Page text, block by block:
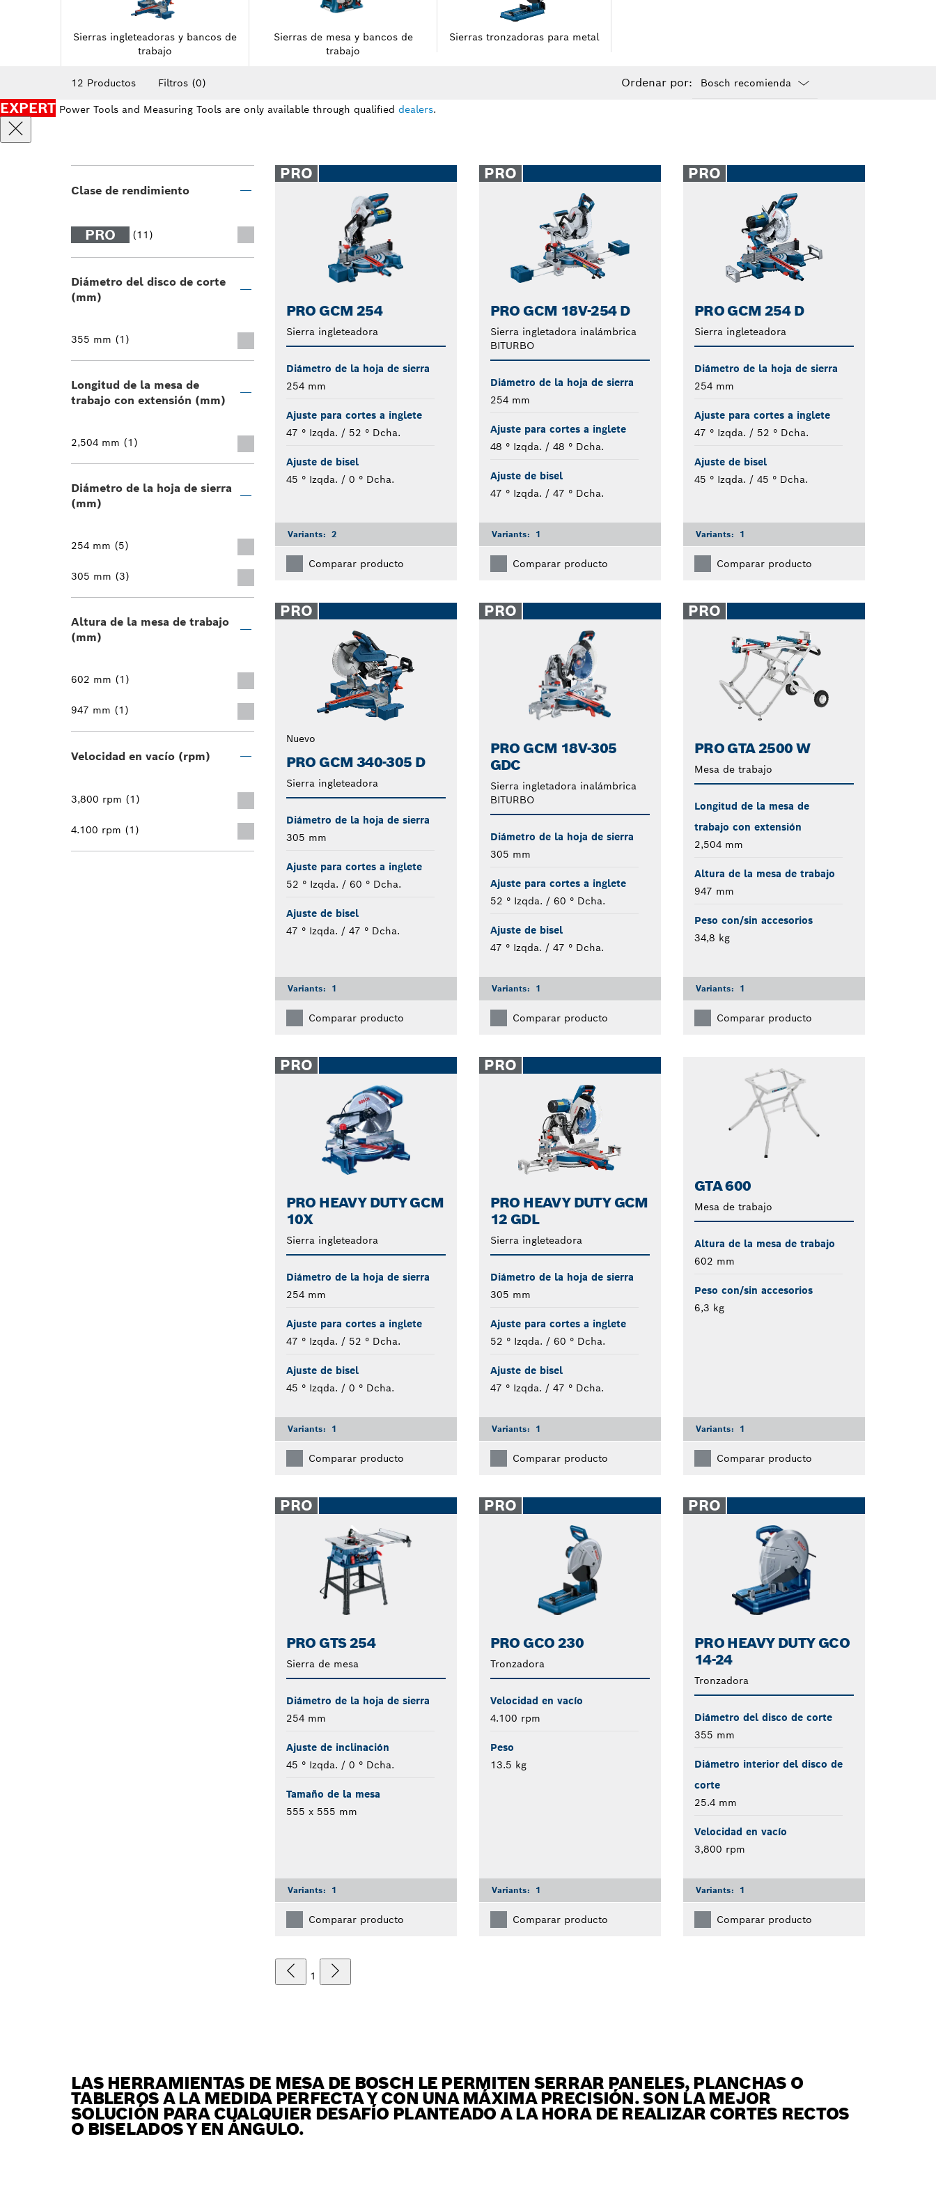
Sierras ingleteadoras y bancos de
trabajo
Sierras de mesa y bancos de
trabajo
Sierras tronzadoras para metal
12 Productos Filtros (0) Ordenar por:
EXPERT Power Tools and Measuring Tools are only available through qualified dealers.
Clase de rendimiento
PRO (11)
Diámetro del disco de corte
(mm)
355 mm (1)
Longitud de la mesa de
trabajo con extensión (mm)
2,504 mm (1)
Diámetro de la hoja de sierra
(mm)
254 mm (5)
305 mm (3)
Altura de la mesa de trabajo
(mm)
602 mm (1)
947 mm (1)
Velocidad en vacío (rpm)
3,800 rpm (1)
4.100 rpm (1)
PRO
PRO GCM 254
Sierra ingleteadora
Diámetro de la hoja de sierra
254 mm
Ajuste para cortes a inglete
47 ° Izqda. / 52 ° Dcha.
Ajuste de bisel
45 ° Izqda. / 0 ° Dcha.
Variants: 2
Comparar producto
PRO
PRO GCM 18V-254 D
Sierra ingletadora inalámbrica
BITURBO
Diámetro de la hoja de sierra
254 mm
Ajuste para cortes a inglete
48 ° Izqda. / 48 ° Dcha.
Ajuste de bisel
47 ° Izqda. / 47 ° Dcha.
Variants: 1
Comparar producto
PRO
PRO GCM 254 D
Sierra ingleteadora
Diámetro de la hoja de sierra
254 mm
Ajuste para cortes a inglete
47 ° Izqda. / 52 ° Dcha.
Ajuste de bisel
45 ° Izqda. / 45 ° Dcha.
Variants: 1
Comparar producto
PRO
Nuevo
PRO GCM 340-305 D
Sierra ingleteadora
Diámetro de la hoja de sierra
305 mm
Ajuste para cortes a inglete
52 ° Izqda. / 60 ° Dcha.
Ajuste de bisel
47 ° Izqda. / 47 ° Dcha.
Variants: 1
Comparar producto
PRO
PRO GCM 18V-305
GDC
Sierra ingletadora inalámbrica
BITURBO
Diámetro de la hoja de sierra
305 mm
Ajuste para cortes a inglete
52 ° Izqda. / 60 ° Dcha.
Ajuste de bisel
47 ° Izqda. / 47 ° Dcha.
Variants: 1
Comparar producto
PRO
PRO GTA 2500 W
Mesa de trabajo
Longitud de la mesa de
trabajo con extensión
2,504 mm
Altura de la mesa de trabajo
947 mm
Peso con/sin accesorios
34,8 kg
Variants: 1
Comparar producto
PRO
PRO HEAVY DUTY GCM
10X
Sierra ingleteadora
Diámetro de la hoja de sierra
254 mm
Ajuste para cortes a inglete
47 ° Izqda. / 52 ° Dcha.
Ajuste de bisel
45 ° Izqda. / 0 ° Dcha.
Variants: 1
Comparar producto
PRO
PRO HEAVY DUTY GCM
12 GDL
Sierra ingleteadora
Diámetro de la hoja de sierra
305 mm
Ajuste para cortes a inglete
52 ° Izqda. / 60 ° Dcha.
Ajuste de bisel
47 ° Izqda. / 47 ° Dcha.
Variants: 1
Comparar producto
GTA 600
Mesa de trabajo
Altura de la mesa de trabajo
602 mm
Peso con/sin accesorios
6,3 kg
Variants: 1
Comparar producto
PRO
PRO GTS 254
Sierra de mesa
Diámetro de la hoja de sierra
254 mm
Ajuste de inclinación
45 ° Izqda. / 0 ° Dcha.
Tamaño de la mesa
555 x 555 mm
Variants: 1
Comparar producto
PRO
PRO GCO 230
Tronzadora
Velocidad en vacío
4.100 rpm
Peso
13.5 kg
Variants: 1
Comparar producto
PRO
PRO HEAVY DUTY GCO
14-24
Tronzadora
Diámetro del disco de corte
355 mm
Diámetro interior del disco de
corte
25.4 mm
Velocidad en vacío
3,800 rpm
Variants: 1
Comparar producto
1
LAS HERRAMIENTAS DE MESA DE BOSCH LE PERMITEN SERRAR PANELES, PLANCHAS O
TABLEROS A LA MEDIDA PERFECTA Y CON UNA MÁXIMA PRECISIÓN. SON LA MEJOR
SOLUCIÓN PARA CUALQUIER DESAFÍO PLANTEADO A LA HORA DE REALIZAR CORTES RECTOS
O BISELADOS Y EN ÁNGULO.